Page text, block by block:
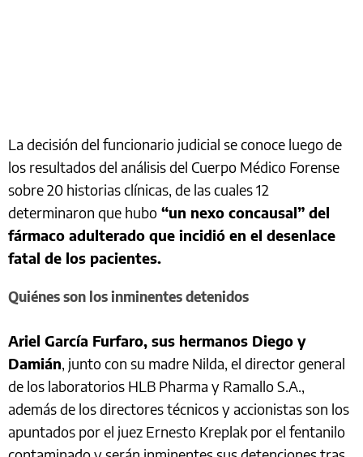
La decisión del funcionario judicial se conoce luego de
los resultados del análisis del Cuerpo Médico Forense
sobre 20 historias clínicas, de las cuales 12
determinaron que hubo “un nexo concausal” del
fármaco adulterado que incidió en el desenlace
fatal de los pacientes.
Quiénes son los inminentes detenidos
Ariel García Furfaro, sus hermanos Diego y
Damián, junto con su madre Nilda, el director general
de los laboratorios HLB Pharma y Ramallo S.A.,
además de los directores técnicos y accionistas son los
apuntados por el juez Ernesto Kreplak por el fentanilo